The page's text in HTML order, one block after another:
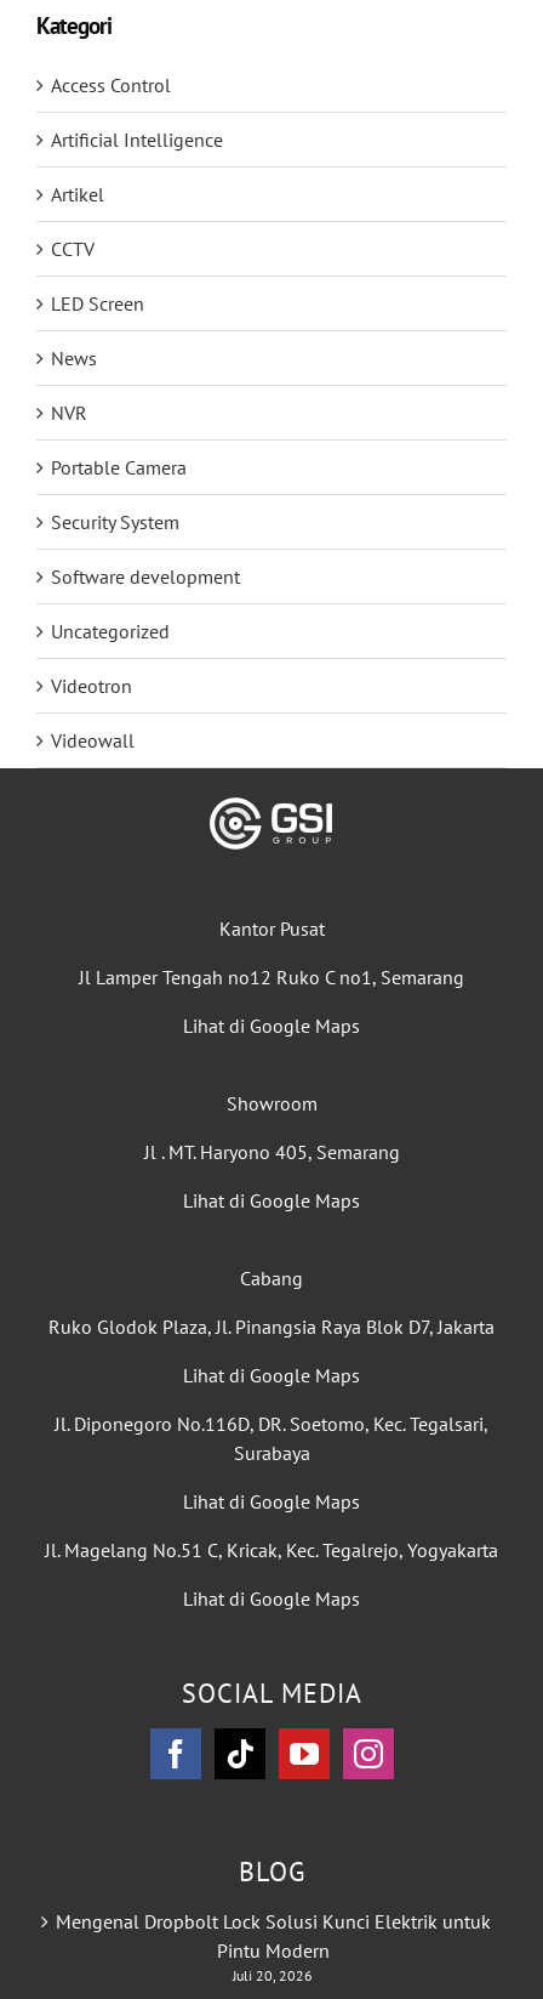
Kategori
Access Control
Artificial Intelligence
Artikel
CCTV
LED Screen
News
NVR
Portable Camera
Security System
Software development
Uncategorized
Videotron
Videowall
Kantor Pusat
Jl Lamper Tengah no12 Ruko C no1, Semarang
Lihat di Google Maps
Showroom
Jl . MT. Haryono 405, Semarang
Lihat di Google Maps
Cabang
Ruko Glodok Plaza, Jl. Pinangsia Raya Blok D7, Jakarta
Lihat di Google Maps
Jl. Diponegoro No.116D, DR. Soetomo, Kec. Tegalsari,
Surabaya
Lihat di Google Maps
Jl. Magelang No.51 C, Kricak, Kec. Tegalrejo, Yogyakarta
Lihat di Google Maps
SOCIAL MEDIA
BLOG
Mengenal Dropbolt Lock Solusi Kunci Elektrik untuk
Pintu Modern
Juli 20, 2026